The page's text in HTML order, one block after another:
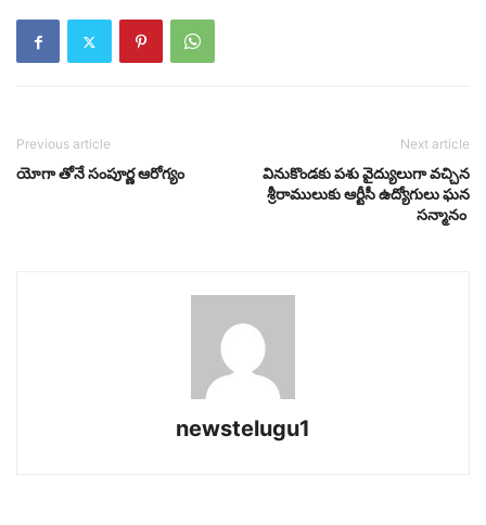
Previous article
యోగా తోనే సంపూర్ణ ఆరోగ్యం
Next article
వినుకొండకు పశు వైద్యులుగా వచ్చిన
శ్రీరాములుకు ఆర్టీసీ ఉద్యోగులు ఘన
సన్మానం
newstelugu1